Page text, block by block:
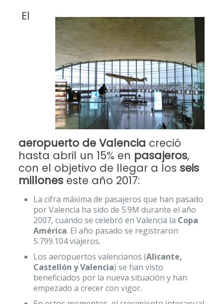
El
aeropuerto de Valencia creció
hasta abril un 15% en pasajeros,
con el objetivo de llegar a los seis
milloneseste año 2017:
La cifra máxima de pasajeros que han pasado
por Valencia ha sido de 5.9M durante el año
2007, cuando se celebró en Valencia la Copa
América. El año pasado se registraron
5.799.104 viajeros.
Los aeropuertos valencianos (Alicante,
Castellón y Valencia) se han visto
beneficiados por la nueva situación y han
empezado a crecer con vigor.